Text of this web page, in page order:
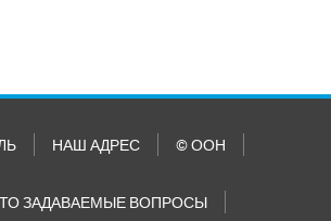
НАШ АДРЕС © ООН
ЗАДАВАЕМЫЕ ВОПРОСЫ